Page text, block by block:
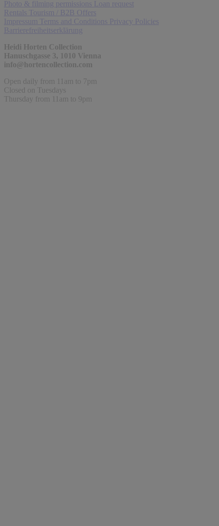
Photo & filming permissions Loan request
Rentals Tourism / B2B Offers
Impressum Terms and Conditions Privacy Policies
Barrierefreiheitserklärung
Heidi Horten Collection
Hanuschgasse 3, 1010 Vienna
info@hortencollection.com
Open daily from 11am to 7pm
Closed on Tuesdays
Thursday from 11am to 9pm